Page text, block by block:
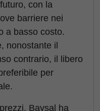
con la
barriere nei
a basso costo.
nonostante il
contrario, il libero
per
Baysal ha